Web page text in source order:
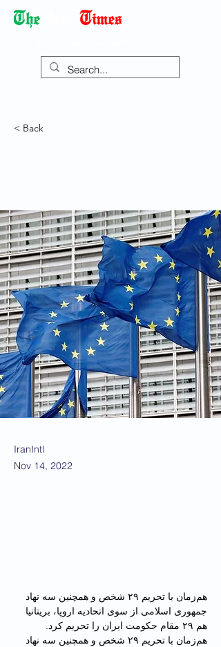
< Back
IranIntl
Nov 14, 2022
هم‌زمان با تحریم ۲۹ شخص و همچنین سه نهاد
جمهوری اسلامی از سوی اتحادیه اروپا، بریتانیا
هم ۲۹ مقام حکومت ایران را تحریم کرد.
هم‌زمان با تحریم ۲۹ شخص و همچنین سه نهاد